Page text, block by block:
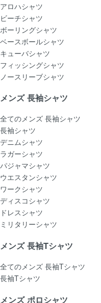
アロハシャツ
ビーチシャツ
ボーリングシャツ
ベースボールシャツ
キューバシャツ
フィッシングシャツ
ノースリーブシャツ
メンズ 長袖シャツ
全てのメンズ 長袖シャツ
長袖シャツ
デニムシャツ
ラガーシャツ
パジャマシャツ
ウエスタンシャツ
ワークシャツ
ディスコシャツ
ドレスシャツ
ミリタリーシャツ
メンズ 長袖Tシャツ
全てのメンズ 長袖Tシャツ
長袖Tシャツ
メンズ ポロシャツ